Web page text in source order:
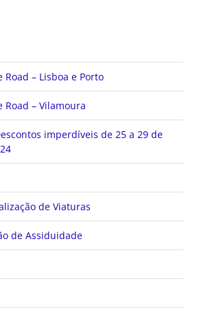
Road – Lisboa e Porto
Road – Vilamoura
imperdíveis de 25 a 29 de
de Viaturas
de Assiduidade